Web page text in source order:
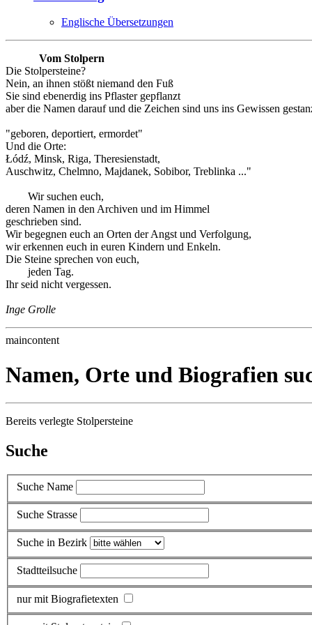
Englische Übersetzungen
Vom Stolpern
Die Stolpersteine?
Nein, an ihnen stößt niemand den Fuß
Sie sind ebenerdig ins Pflaster gepflanzt
aber die Namen darauf und die Zeichen sind uns ins Gewissen
"geboren, deportiert, ermordet"
Und die Orte:
Łódź, Minsk, Riga, Theresienstadt,
Auschwitz, Chelmno, Majdanek, Sobibor, Treblinka ..."
Wir suchen euch,
deren Namen in den Archiven und im Himmel
geschrieben sind.
Wir begegnen euch an Orten der Angst und Verfolgung,
wir erkennen euch in euren Kindern und Enkeln.
Die Steine sprechen von euch,
jeden Tag.
Ihr seid nicht vergessen.
Inge Grolle
maincontent
Namen, Orte und Biografien
Bereits verlegte Stolpersteine
Suche
Suche Name
Suche Strasse
Suche in Bezirk
Stadtteilsuche
nur mit Biografietexten